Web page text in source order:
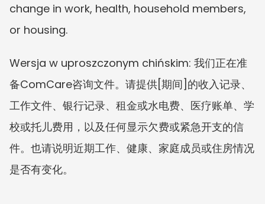
change in work, health, household members,
or housing.
Wersja w uproszczonym chińskim: 我们正在准
备ComCare咨询文件。请提供[期间]的收入记录、
工作文件、银行记录、租金或水电费、医疗账单、学
校或托儿费用，以及任何显示欠费或紧急开支的信
件。也请说明近期工作、健康、家庭成员或住房情况
是否有变化。